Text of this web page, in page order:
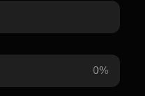
0%